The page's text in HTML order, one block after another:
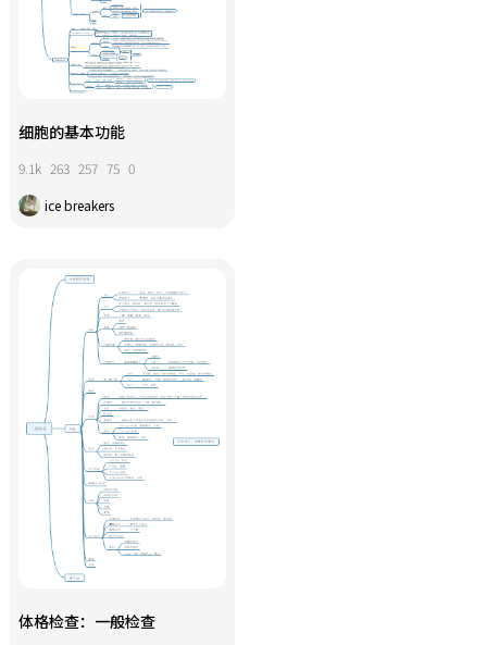
细胞的基本功能
9.1k 263 257 75 0
ice breakers
体格检查：一般检查